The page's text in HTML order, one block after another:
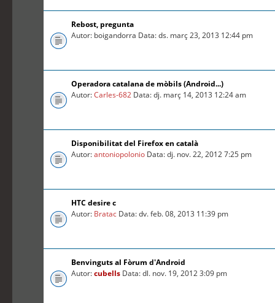
Rebost, pregunta
Autor: boigandorra Data: ds. març 23, 2013 12:44 pm
Operadora catalana de mòbils (Android...)
Autor:Carles-682 Data: dj. març 14, 2013 12:24 am
Disponibilitat del Firefox en català
Autor:antoniopolonio Data: dj. nov. 22, 2012 7:25 pm
HTC desire c
Autor: Bratac Data: dv. feb. 08, 2013 11:39 pm
Benvinguts al Fòrum d'Android
Autor:cubells Data: dl. nov. 19, 2012 3:09 pm